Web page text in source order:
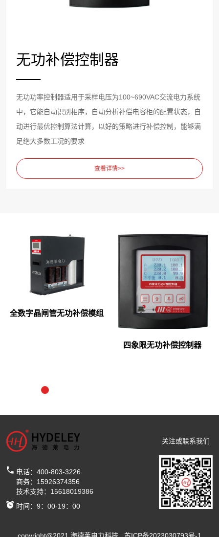
无功补偿控制器
无功功率控制器适用于采样电压为100~690VAC交流电力系统
中，它能自动识别相序，自动分析补偿电容柜的配置状态，自
动进行最优控制算法计算，以好的策略进行补偿控制，能够满
足绝大多数工况的要求
查看详情>>
全数字晶闸管无功补偿模组
四象限无功补偿控制器
电话：400-803-3226
商务：15926374356
技术支持：15618019386
时间：9：00-19：00
关注或联系我们
copyright@2021 海德莱电力科技 苏ICP备2023030793号-1